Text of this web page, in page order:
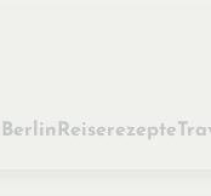
Berlin Reiserezepte